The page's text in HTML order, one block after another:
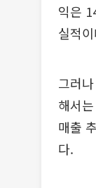
익은
실적
그러
해서
매출
다.